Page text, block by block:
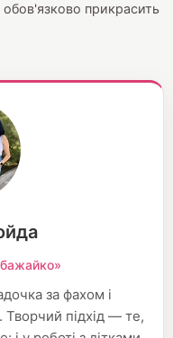
прикрасить
за фахом і
підхід — те,